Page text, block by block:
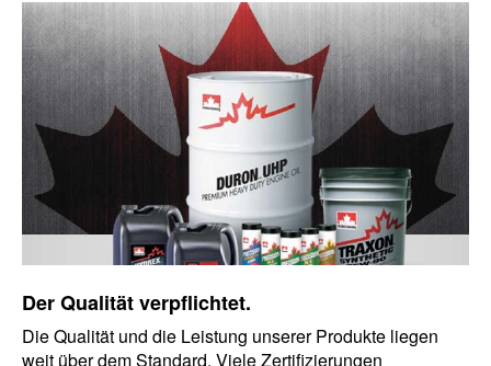
Der Qualität verpflichtet.
Die Qualität und die Leistung unserer Produkte liegen
weit über dem Standard. Viele Zertifizierungen